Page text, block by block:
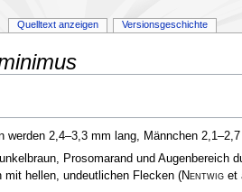
werden 2,4–3,3 mm lang, Männchen
Prosomarand und Augenbereich
mit hellen, undeutlichen Flecken (Nentwiget
Quelltext anzeigen Versionsgeschichte